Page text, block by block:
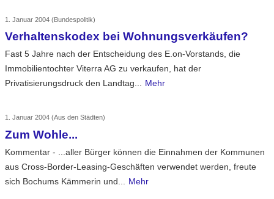
1. Januar 2004 (Bundespolitik)
Verhaltenskodex bei Wohnungsverkäufen?
Fast 5 Jahre nach der Entscheidung des E.on-Vorstands, die
Immobilientochter Viterra AG zu verkaufen, hat der
Privatisierungsdruck den Landtag...
Mehr
1. Januar 2004 (Aus den Städten)
Zum Wohle...
Kommentar - ...aller Bürger können die Einnahmen der Kommunen
aus Cross-Border-Leasing-Geschäften verwendet werden, freute
sich Bochums Kämmerin und...
Mehr